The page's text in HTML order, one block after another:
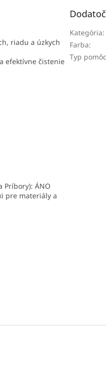
riadu a úzkych
efektívne čistenie
Príbory): ÁNO
pre materiály a
Kategória:
Farba:
Typ